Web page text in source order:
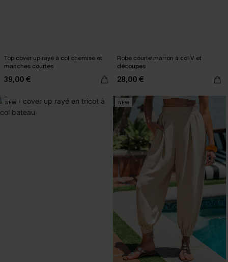
Top cover up rayé à col chemise et
manches courtes
39,00 €
Robe courte marron à col V et
découpes
28,00 €
NEW NEW